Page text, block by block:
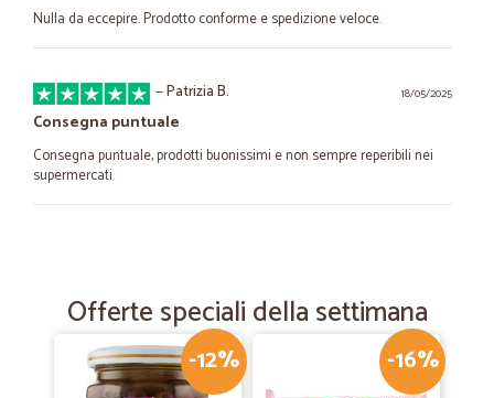
Nulla da eccepire. Prodotto conforme e spedizione veloce.
18/05/2025
—Patrizia B.
Consegna puntuale
Consegna puntuale, prodotti buonissimi e non sempre reperibili nei
supermercati
Veramente fantastico
21/05/2021
—Carla A.
Offerte speciali della settimana
-12% -16%